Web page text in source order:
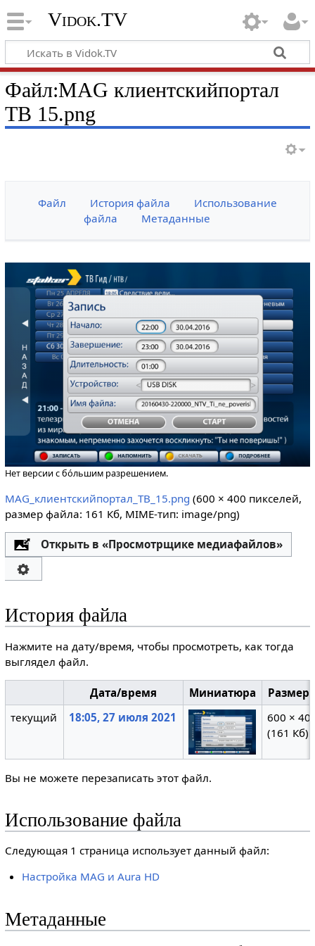
Vidok.TV
Файл:MAG клиентскийпортал
ТВ 15.png
Файл История файла
Использование
файла
Метаданные
Нет версии с бо́льшим разрешением.
MAG_клиентскийпортал_ТВ_15.png (600 × 400 пикселей,
размер файла: 161 Кб, MIME-тип: image/png)
Открыть в «Просмотрщике медиафайлов»
История файла
Нажмите на дату/время, чтобы просмотреть, как тогда
выглядел файл.
Дата/время Миниатюра
текущий
18:05, 27 июля 2021
600 ×
(161 Кб)
Вы не можете перезаписать этот файл.
Использование файла
Следующая 1 страница использует данный файл:
Настройка MAG и Aura HD
Метаданные